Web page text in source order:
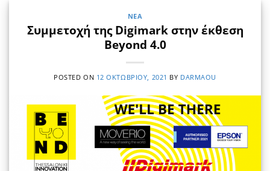
ΝΈΑ
Συμμετοχή της Digimark στην έκθεση
Beyond 4.0
POSTED ON 12 ΟΚΤΩΒΡΊΟΥ, 2021 BY DARMAOU